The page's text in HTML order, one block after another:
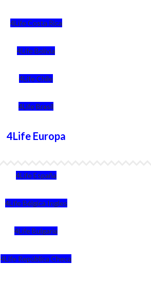
4Life Costa Rica
4Life Bolivia
4Life Chile
4Life Brasil
4Life Europa
4Life España
4Life Bélgica Ingles
4Life Bulgaria
4Life República Checa